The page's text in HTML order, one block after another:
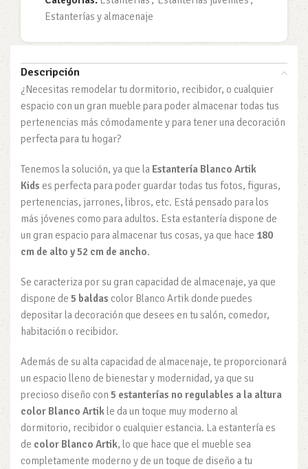
Estanterías y almacenaje
Descripción
¿Necesitas remodelar tu dormitorio, recibidor, o cualquier
espacio con un gran mueble para poder almacenar todas tus
pertenencias más cómodamente y para tener una decoración
perfecta para tu hogar?
Tenemos la solución, ya que la Estantería Blanco Artik
Kids es perfecta para poder guardar todas tus fotos, figuras,
pertenencias, jarrones, libros, etc. Está pensado para los
más jóvenes como para adultos. Esta estantería dispone de
un gran espacio para almacenar tus cosas, ya que hace 180
cm de alto y 52 cm de ancho.
Se caracteriza por su gran capacidad de almacenaje, ya que
dispone de 5 baldas color Blanco Artik donde puedes
depositar la decoración que desees en tu salón, comedor,
habitación o recibidor.
Además de su alta capacidad de almacenaje, te proporcionará
un espacio lleno de bienestar y modernidad, ya que su
precioso diseño con 5 estanterías no regulables a la altura
color Blanco Artik le da un toque muy moderno al
dormitorio, recibidor o cualquier estancia. La estantería es
de color Blanco Artik, lo que hace que el mueble sea
completamente moderno y de un toque de diseño a tu